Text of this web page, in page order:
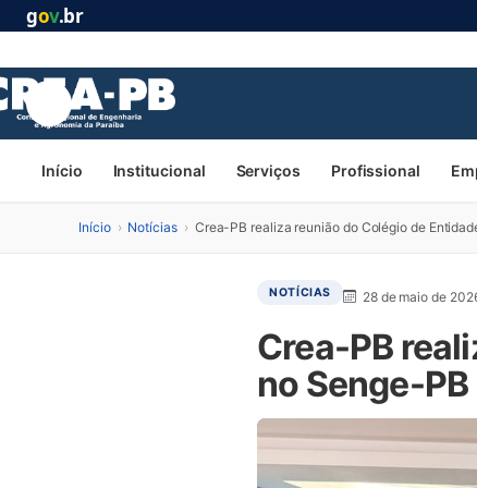
gov.br
Início Institucional Serviços Profissional
Início › Notícias › Crea-PB realiza reunião do Colégio de
NOTÍCIAS 28 de maio de
Crea-PB
no Senge-PB